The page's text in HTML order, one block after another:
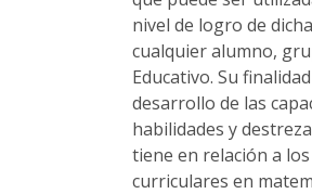
nivel de logro de
cualquier alumno,
Educativo. Su
desarrollo de las
habilidades y
tiene en relación a
curriculares en